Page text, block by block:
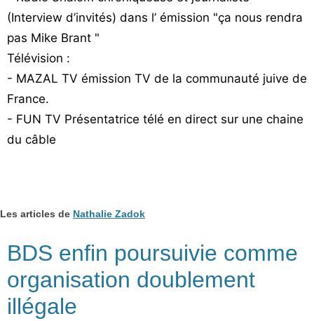
Vos
chroniques
Les
bonnes
adresses
(Interview d’invités) dans l’ émission "ça nous rendra
pas Mike Brant "
Télévision :
- MAZAL TV émission TV de la communauté juive de
France.
- FUN TV Présentatrice télé en direct sur une chaine
du câble
Les articles de Nathalie Zadok
BDS enfin poursuivie comme
organisation doublement
illégale